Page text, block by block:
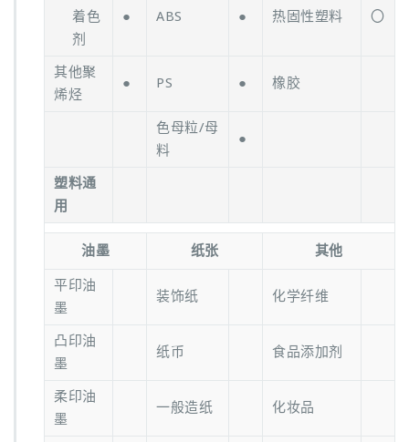
着色
剂
● ABS ● 热固性塑料 〇
其他聚
烯烃
● PS ● 橡胶
色母粒/母
料
●
塑料通
用
油墨 纸张 其他
平印油
墨
装饰纸 化学纤维
凸印油
墨
纸币 食品添加剂
柔印油
墨
一般造纸 化妆品